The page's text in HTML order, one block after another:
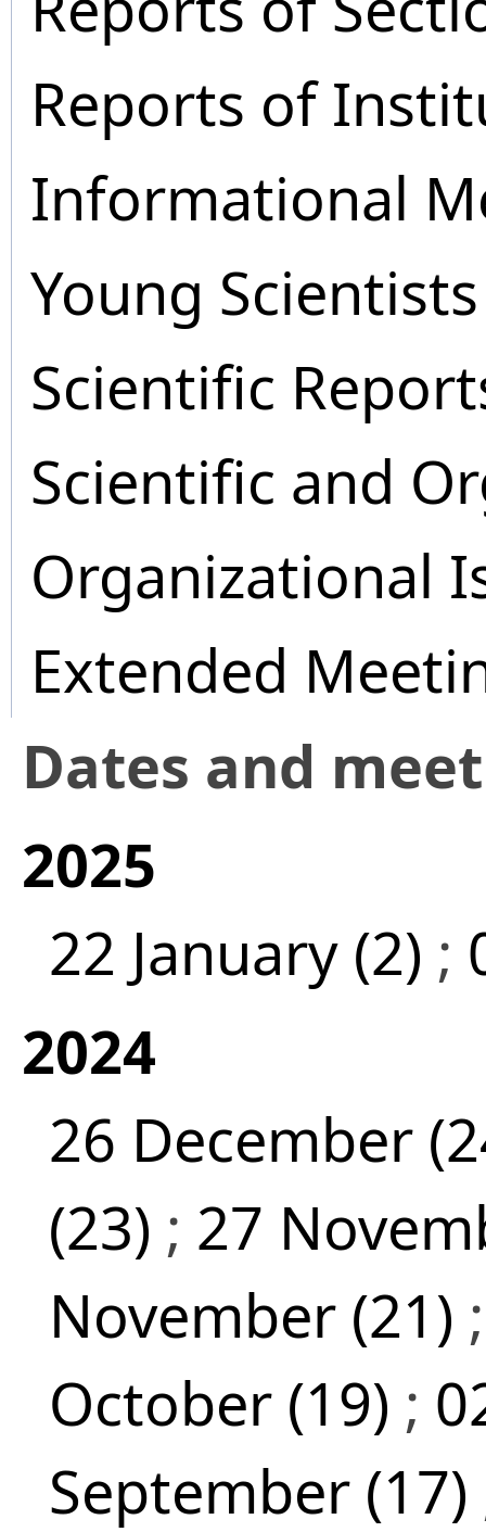
Reports of
Informational
Young
Scientific
Scientific and
Organizational
Extended
Dates and
2025
22 January (2) ;
2024
26 December
(23) ; 27
November (21)
October (19) ;
September (17)